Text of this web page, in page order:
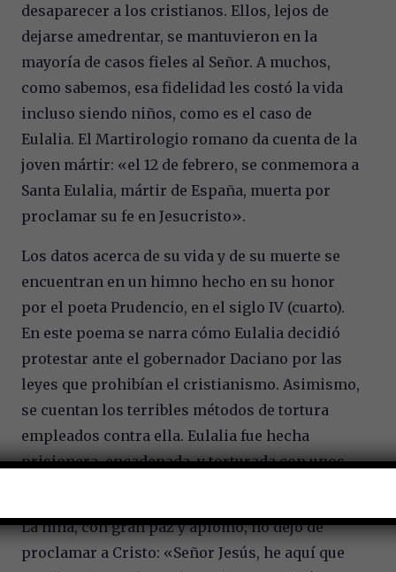
desaparecer a los cristianos. Ellos, lejos de
dejarse amedrentar, se mantuvieron en la
mayoría de casos fieles al Señor. A muchos,
como sabemos, esa fidelidad les costó la vida
incluso siendo niños, como es el caso de
Eulalia. El Martirologio romano da cuenta de la
joven mártir: «el 12 de febrero, se conmemora a
Santa Eulalia, mártir de España, muerta por
proclamar su fe en Jesucristo».
Los datos acerca de su vida y de su muerte se
encuentran en un himno hecho en su honor
por el poeta Prudencio, en el siglo IV (cuarto).
En este poema se narra cómo Eulalia decidió
protestar ante el gobernador Daciano por las
leyes que prohibían el cristianismo. Asimismo,
se cuentan los terribles métodos de tortura
empleados contra ella. Eulalia fue hecha
prisionera, encadenada, y torturada con unos
La niña, con gran paz y aplomo, no dejó de
proclamar a Cristo: «Señor Jesús, he aquí que